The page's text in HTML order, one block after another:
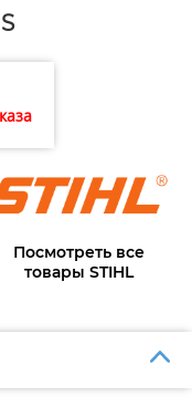
Посмотреть все
товары STIHL